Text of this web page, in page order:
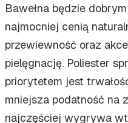
Bawełna będzie
najmocniej cenią
przewiewność oraz
pielęgnację. Poliester
priorytetem jest
mniejsza podatność na
najczęściej wygrywa